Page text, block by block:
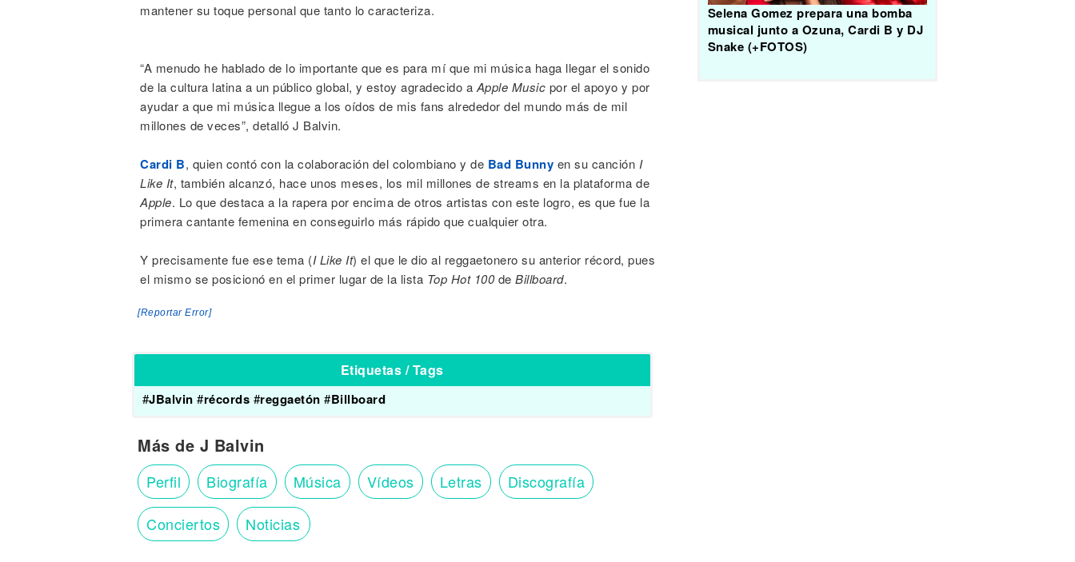
mantener su toque personal que tanto lo caracteriza.
“A menudo he hablado de lo importante que es para mí que mi música haga llegar el sonido
de la cultura latina a un público global, y estoy agradecido a Apple Music por el apoyo y por
ayudar a que mi música llegue a los oídos de mis fans alrededor del mundo más de mil
millones de veces”, detalló J Balvin.
Cardi B, quien contó con la colaboración del colombiano y de Bad Bunny en su canción I
Like It, también alcanzó, hace unos meses, los mil millones de streams en la plataforma de
Apple. Lo que destaca a la rapera por encima de otros artistas con este logro, es que fue la
primera cantante femenina en conseguirlo más rápido que cualquier otra.
Y precisamente fue ese tema (I Like It) el que le dio al reggaetonero su anterior récord, pues
el mismo se posicionó en el primer lugar de la lista Top Hot 100de Billboard.
[Reportar Error]
Etiquetas / Tags
#JBalvin #récords #reggaetón #Billboard
Más de J Balvin
Perfil Biografía Música Vídeos Letras Discografía
Conciertos Noticias
Selena Gomez prepara una bomba
musical junto a Ozuna, Cardi B y DJ
Snake (+FOTOS)